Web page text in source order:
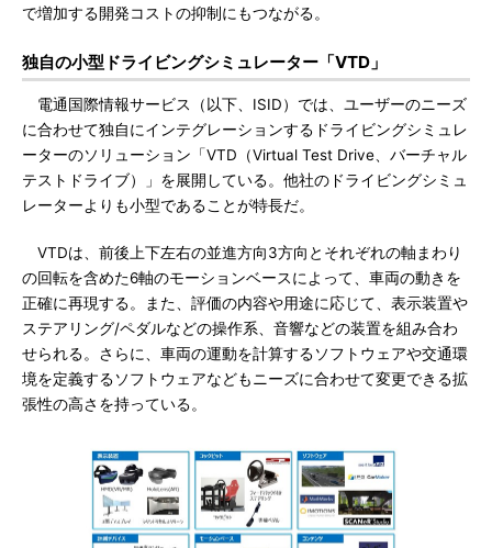
で増加する開発コストの抑制にもつながる。
独自の小型ドライビングシミュレーター「VTD」
電通国際情報サービス（以下、ISID）では、ユーザーのニーズ
に合わせて独自にインテグレーションするドライビングシミュレ
ーターのソリューション「VTD（Virtual Test Drive、バーチャル
テストドライブ）」を展開している。他社のドライビングシミュ
レーターよりも小型であることが特長だ。
VTDは、前後上下左右の並進方向3方向とそれぞれの軸まわり
の回転を含めた6軸のモーションベースによって、車両の動きを
正確に再現する。また、評価の内容や用途に応じて、表示装置や
ステアリング/ペダルなどの操作系、音響などの装置を組み合わ
せられる。さらに、車両の運動を計算するソフトウェアや交通環
境を定義するソフトウェアなどもニーズに合わせて変更できる拡
張性の高さを持っている。